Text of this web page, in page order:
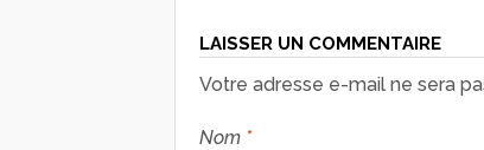
LAISSER UN COMMENTAIRE
Votre adresse e-mail ne sera
Nom *